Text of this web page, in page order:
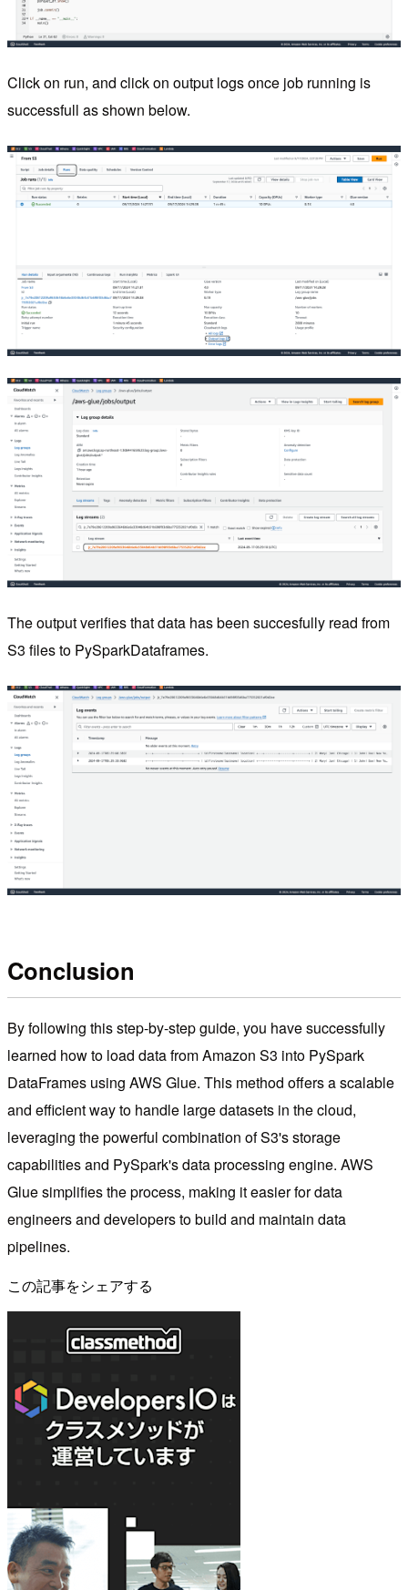
Click on run, and click on output logs once job running is
successfull as shown below.
The output verifies that data has been succesfully read from
S3 files to PySparkDataframes.
Conclusion
By following this step-by-step guide, you have successfully
learned how to load data from Amazon S3 into PySpark
DataFrames using AWS Glue. This method offers a scalable
and efficient way to handle large datasets in the cloud,
leveraging the powerful combination of S3's storage
capabilities and PySpark's data processing engine. AWS
Glue simplifies the process, making it easier for data
engineers and developers to build and maintain data
pipelines.
この記事をシェアする